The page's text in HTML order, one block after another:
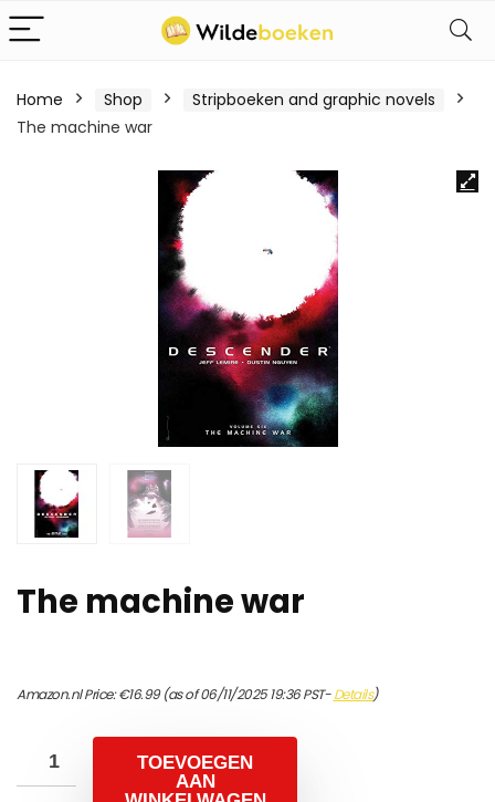
Home Shop
Stripboeken and graphic novels
The machine war
The machine war
Amazon.nl Price:€16.99(as of 06/11/2025 19:36 PST-Details)
TOEVOEGEN
AAN